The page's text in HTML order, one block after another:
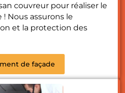
couvreur pour réaliser le
Nous assurons le
et la protection des
de façade